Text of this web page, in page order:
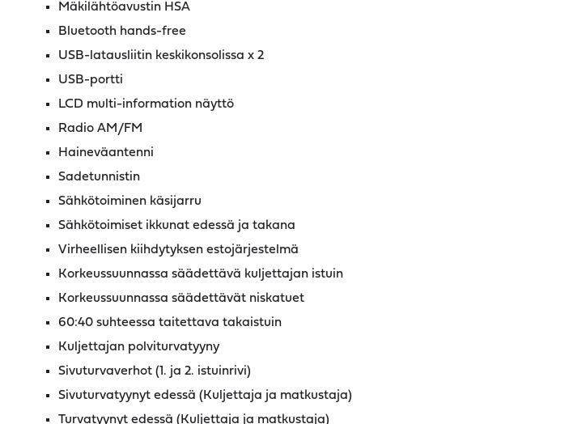
Mäkilähtöavustin HSA
Bluetooth hands-free
USB-latausliitin keskikonsolissa x 2
USB-portti
LCD multi-information näyttö
Radio AM/FM
Haineväantenni
Sadetunnistin
Sähkötoiminen käsijarru
Sähkötoimiset ikkunat edessä ja takana
Virheellisen kiihdytyksen estojärjestelmä
Korkeussuunnassa säädettävä kuljettajan istuin
Korkeussuunnassa säädettävät niskatuet
60:40 suhteessa taitettava takaistuin
Kuljettajan polviturvatyyny
Sivuturvaverhot (1. ja 2. istuinrivi)
Sivuturvatyynyt edessä (Kuljettaja ja matkustaja)
Turvatyynyt edessä (Kuljettaja ja matkustaja)